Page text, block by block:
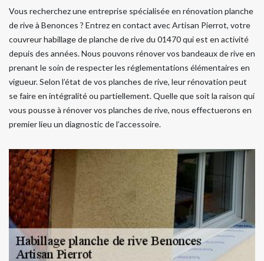
Vous recherchez une entreprise spécialisée en rénovation planche
de rive à Benonces ? Entrez en contact avec Artisan Pierrot, votre
couvreur habillage de planche de rive du 01470 qui est en activité
depuis des années. Nous pouvons rénover vos bandeaux de rive en
prenant le soin de respecter les réglementations élémentaires en
vigueur. Selon l’état de vos planches de rive, leur rénovation peut
se faire en intégralité ou partiellement. Quelle que soit la raison qui
vous pousse à rénover vos planches de rive, nous effectuerons en
premier lieu un diagnostic de l’accessoire.